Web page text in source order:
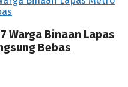
Warga Binaan Lapas
Bebas